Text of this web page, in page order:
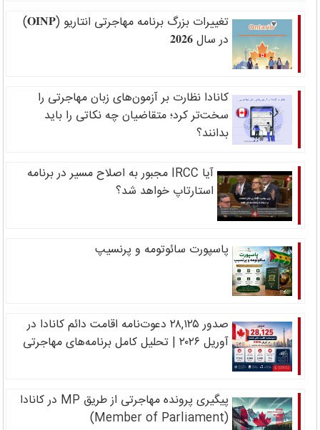
تغییرات بزرگ برنامه مهاجرتی انتاریو (𝐎𝐈𝐍𝐏)
در سال 𝟐𝟎𝟐𝟔
کانادا نظارت بر آزمون‌های زبان مهاجرتی را
سخت‌تر کرد؛ متقاضیان چه نکاتی را باید
بدانند؟
آیا IRCC مجبور به اصلاح مسیر در برنامه
استارتاپ خواهد شد؟
پاسپورت سائوتومه و پرنسیپ
صدور ۲۸,۱۲۵ دعوت‌نامه اقامت دائم کانادا در
آوریل ۲۰۲۶ | تحلیل کامل برنامه‌های مهاجرتی
پیگیری پرونده مهاجرتی از طریق MP در کانادا
(Member of Parliament)